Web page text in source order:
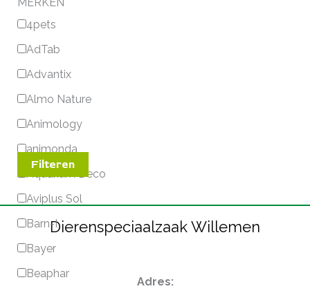
MERKEN
4pets
AdTab
Advantix
Almo Nature
Animology
animonda
Aquarium Deco
Aviplus Sol
Barn-I
Bayer
Beaphar
Filteren
Dierenspeciaalzaak Willemen
Adres: